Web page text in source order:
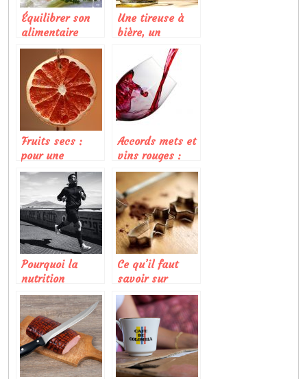
Équilibrer son
alimentaire
avec une salade
de légume:
Comment s’y
prendre?
Une tireuse à
bière, un
appareil à avoir
chez soi
Fruits secs :
pour une
alimentation
équilibrée
Accords mets et
vins rouges :
quelques
conseils avisés
Pourquoi la
nutrition
sportive est-elle
si importante ?
Ce qu’il faut
savoir sur
l’emporte-piece